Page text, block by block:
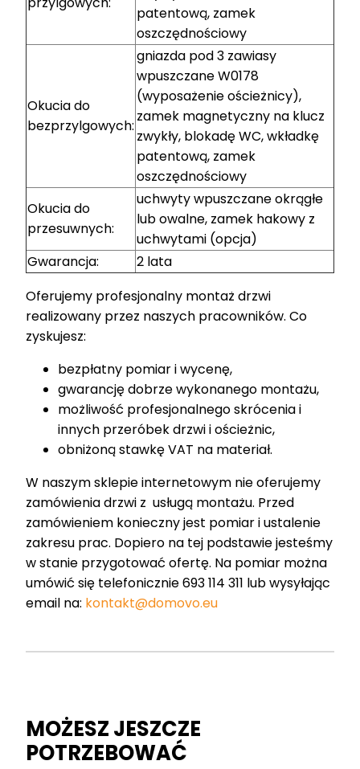
patentową, zamek
oszczędnościowy
Okucia do
bezprzylgowych:
gniazda pod 3 zawiasy
wpuszczane W0178
(wyposażenie ościeżnicy),
zamek magnetyczny na klucz
zwykły, blokadę WC, wkładkę
patentową, zamek
oszczędnościowy
Okucia do
przesuwnych:
uchwyty wpuszczane okrągłe
lub owalne, zamek hakowy z
uchwytami (opcja)
Gwarancja:
2 lata
Oferujemy profesjonalny montaż drzwi
realizowany przez naszych pracowników. Co
zyskujesz:
bezpłatny pomiar i wycenę,
gwarancję dobrze wykonanego montażu,
możliwość profesjonalnego skrócenia i
innych przeróbek drzwi i ościeżnic,
obniżoną stawkę VAT na materiał.
W naszym sklepie internetowym nie oferujemy
zamówienia drzwi z usługą montażu. Przed
zamówieniem konieczny jest pomiar i ustalenie
zakresu prac. Dopiero na tej podstawie jesteśmy
w stanie przygotować ofertę. Na pomiar można
umówić się telefonicznie 693 114 311 lub wysyłając
email na: kontakt@domovo.eu
MOŻESZ JESZCZE
POTRZEBOWAĆ